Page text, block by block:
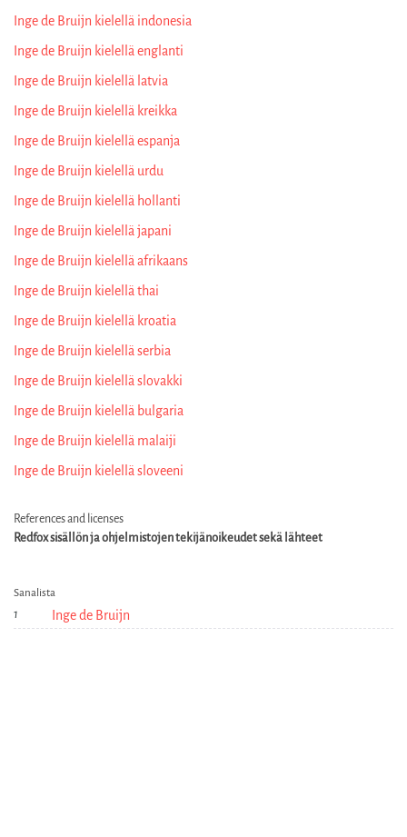
Inge de Bruijn kielellä indonesia
Inge de Bruijn kielellä englanti
Inge de Bruijn kielellä latvia
Inge de Bruijn kielellä kreikka
Inge de Bruijn kielellä espanja
Inge de Bruijn kielellä urdu
Inge de Bruijn kielellä hollanti
Inge de Bruijn kielellä japani
Inge de Bruijn kielellä afrikaans
Inge de Bruijn kielellä thai
Inge de Bruijn kielellä kroatia
Inge de Bruijn kielellä serbia
Inge de Bruijn kielellä slovakki
Inge de Bruijn kielellä bulgaria
Inge de Bruijn kielellä malaiji
Inge de Bruijn kielellä sloveeni
References and licenses
Redfox sisällön ja ohjelmistojen tekijänoikeudet sekä lähteet
Sanalista
Inge de Bruijn